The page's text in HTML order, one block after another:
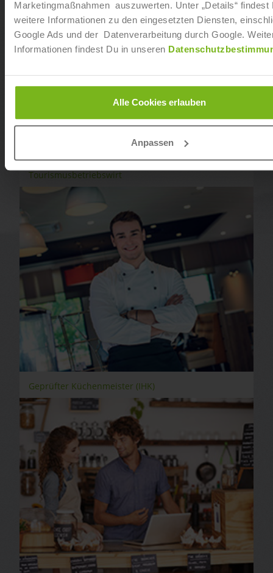
Marketingmaßnahmen auszuwerten. Unter „Details“ findest
weitere Informationen zu den eingesetzten Diensten,
Google Ads und der Datenverarbeitung durch Google.
Informationen findest Du in unseren
Alle Cookies erlauben
Anpassen
Tourismusbetriebswirt
Geprüfter Küchenmeister (IHK)